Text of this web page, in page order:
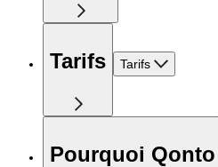
Tarifs Tarifs
Pourquoi Qonto